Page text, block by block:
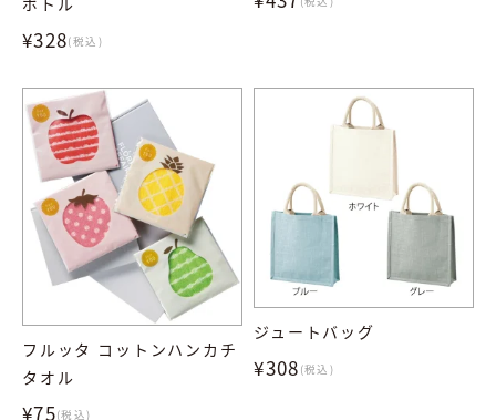
¥328(税込)
フルッタ コットンハンカチ
タオル
¥75(税込)
ジュートバッグ
¥308 (税込)